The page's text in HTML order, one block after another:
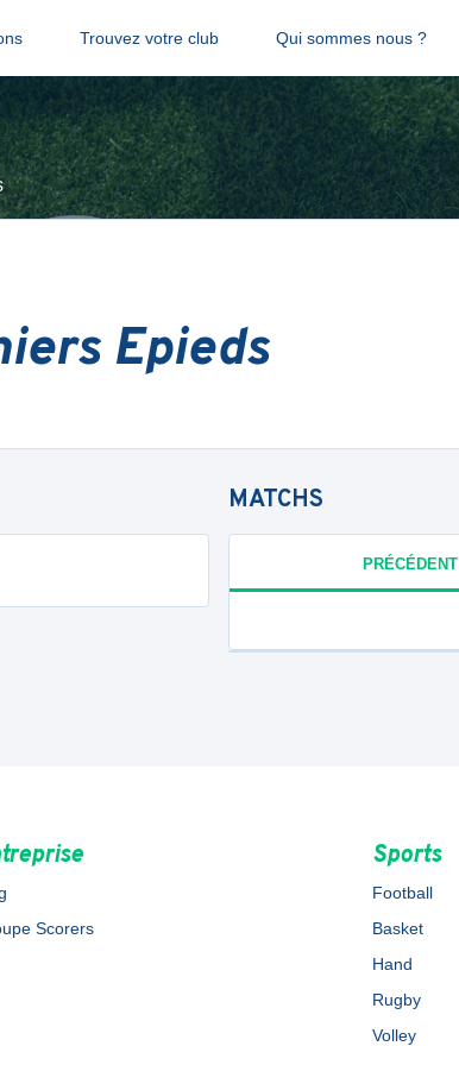
Trouvez votre club Qui sommes nous ?
Epieds
MATCHS
PRÉCÉDENT
Scorers
Sports
Football
Basket
Hand
Rugby
Volley